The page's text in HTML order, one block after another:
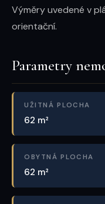
Výměry uvedené v
orientační.
Parametry
UŽITNÁ PLOCHA
62 m²
OBYTNÁ PLOCHA
62 m²